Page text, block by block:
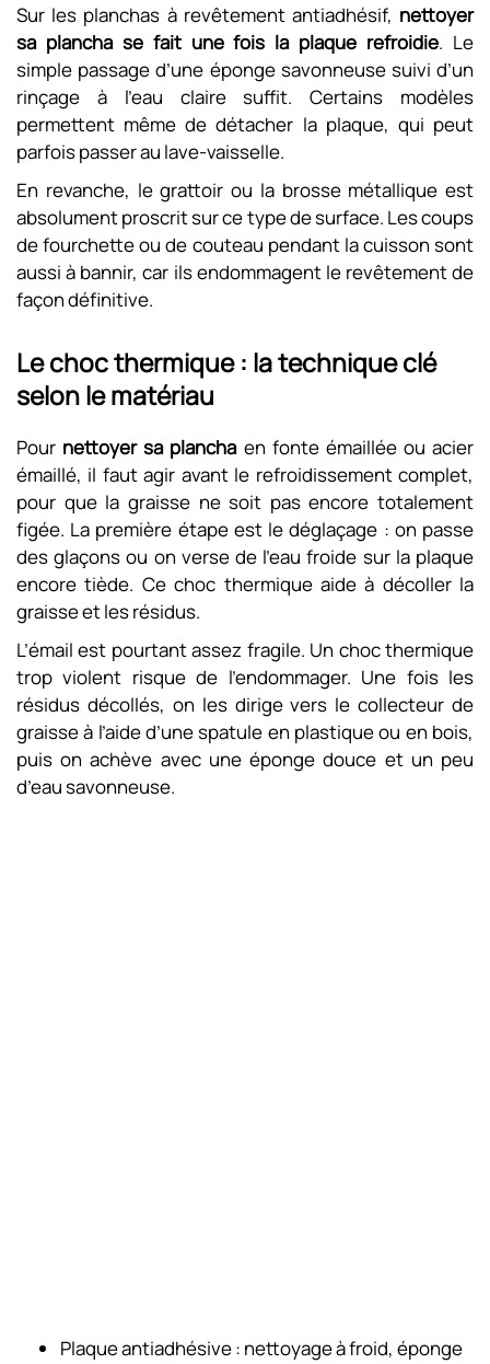
Sur les planchas à revêtement antiadhésif, nettoyer
sa plancha se fait une fois la plaque refroidie. Le
simple passage d’une éponge savonneuse suivi d’un
rinçage à l’eau claire suffit. Certains modèles
permettent même de détacher la plaque, qui peut
parfois passer au lave-vaisselle.
En revanche, le grattoir ou la brosse métallique est
absolument proscrit sur ce type de surface. Les coups
de fourchette ou de couteau pendant la cuisson sont
aussi à bannir, car ils endommagent le revêtement de
façon définitive.
Le choc thermique : la technique clé
selon le matériau
Pour nettoyer sa planchaen fonte émaillée ou acier
émaillé, il faut agir avant le refroidissement complet,
pour que la graisse ne soit pas encore totalement
figée. La première étape est le déglaçage : on passe
des glaçons ou on verse de l’eau froide sur la plaque
encore tiède. Ce choc thermique aide à décoller la
graisse et les résidus.
L’émail est pourtant assez fragile. Un choc thermique
trop violent risque de l’endommager. Une fois les
résidus décollés, on les dirige vers le collecteur de
graisse à l’aide d’une spatule en plastique ou en bois,
puis on achève avec une éponge douce et un peu
d’eau savonneuse.
Plaque antiadhésive : nettoyage à froid, éponge